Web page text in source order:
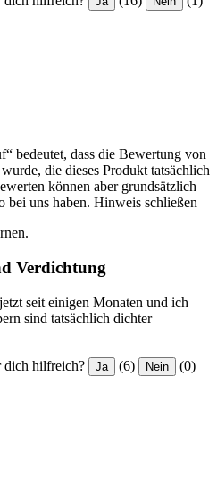
bedeutet, dass die Bewertung von
die dieses Produkt tatsächlich
können aber grundsätzlich
bei uns haben. Hinweis schließen
Verdichtung
seit einigen Monaten und ich
sind tatsächlich dichter
dich hilfreich? Ja (6) Nein (0)